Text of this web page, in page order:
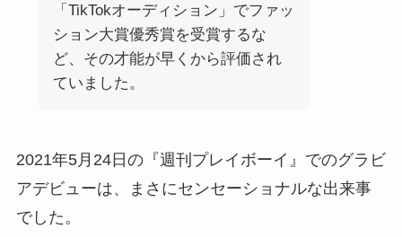
「TikTokオーディション」でファッ
ション大賞優秀賞を受賞するな
ど、その才能が早くから評価され
ていました。
2021年5月24日の『週刊プレイボーイ』でのグラビ
アデビューは、まさにセンセーショナルな出来事
でした。